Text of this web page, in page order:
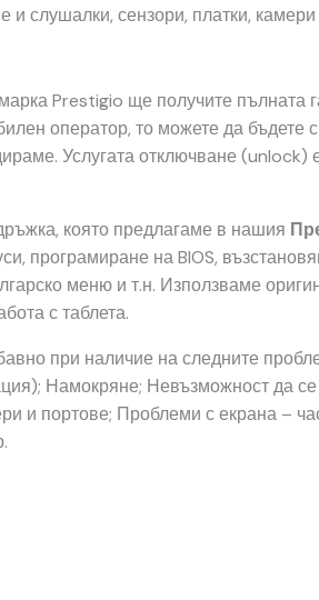
слушалки, сензори, платки, камери
Prestigio ще получите пълната
оператор, то можете да бъдете
Услугата отключване (unlock)
която предлагаме в нашия
програмиране на BIOS,
меню и т.н. Използваме
с таблета.
при наличие на следните
Намокряне; Невъзможност да
и портове; Проблеми с екрана –